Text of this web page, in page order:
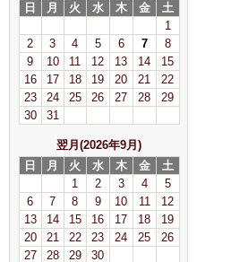
日
月 火 水 木 金
土
1
2
3 4 5 6 7
8
9
10 11 12 13 14
15
16
17 18 19 20 21
22
23
24 25 26 27 28
29
30
31
翌月(2026年9月)
日
月 火 水 木 金
土
1
2 3 4
5
6
7 8 9 10 11
12
13
14 15 16 17 18
19
20
21 22 23 24 25
26
27
28 29
30